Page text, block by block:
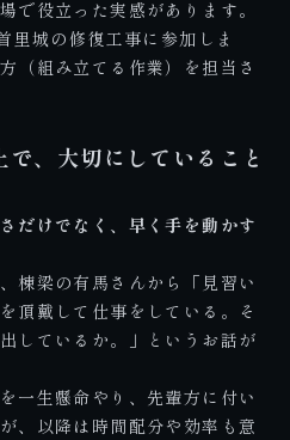
で役立った実感があります。
里城の修復工事に参加しま
（組み立てる作業）を担当さ
、大切にしていること
だけでなく、早く手を動かす
棟梁の有馬さんから「見習い
頂戴して仕事をしている。そ
しているか。」というお話が
一生懸命やり、先輩方に付い
、以降は時間配分や効率も意